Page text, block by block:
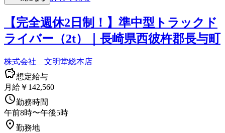
【完全週休2日制！】準中型トラックド
ライバー（2t）｜長崎県西彼杵郡長与町
株式会社 文明堂総本店
想定給与
月給￥142,560
勤務時間
午前8時〜午後5時
勤務地